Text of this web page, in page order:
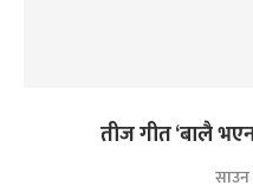
तीज गीत ‘बालै